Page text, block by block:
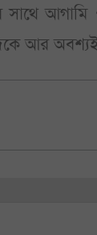
আগামি
আর অবশ্যই